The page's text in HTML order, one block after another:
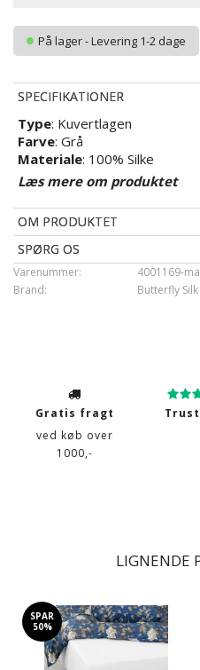
På lager - Levering 1-2 dage
SPECIFIKATIONER
Type: Kuvertlagen
Farve: Grå
Materiale: 100% Silke
Vævning: Silkesatin med 19
: 30° skånevask
Tørretumbling: Nej
Strygning: Nej
Læs mere om produktet
OM PRODUKTET
SPØRG OS
4001169-
Varenummer:
Butterfly Silk
Brand:
Gratis fragt
ved køb over
1000,-
LIGNENDE
SPAR
50%